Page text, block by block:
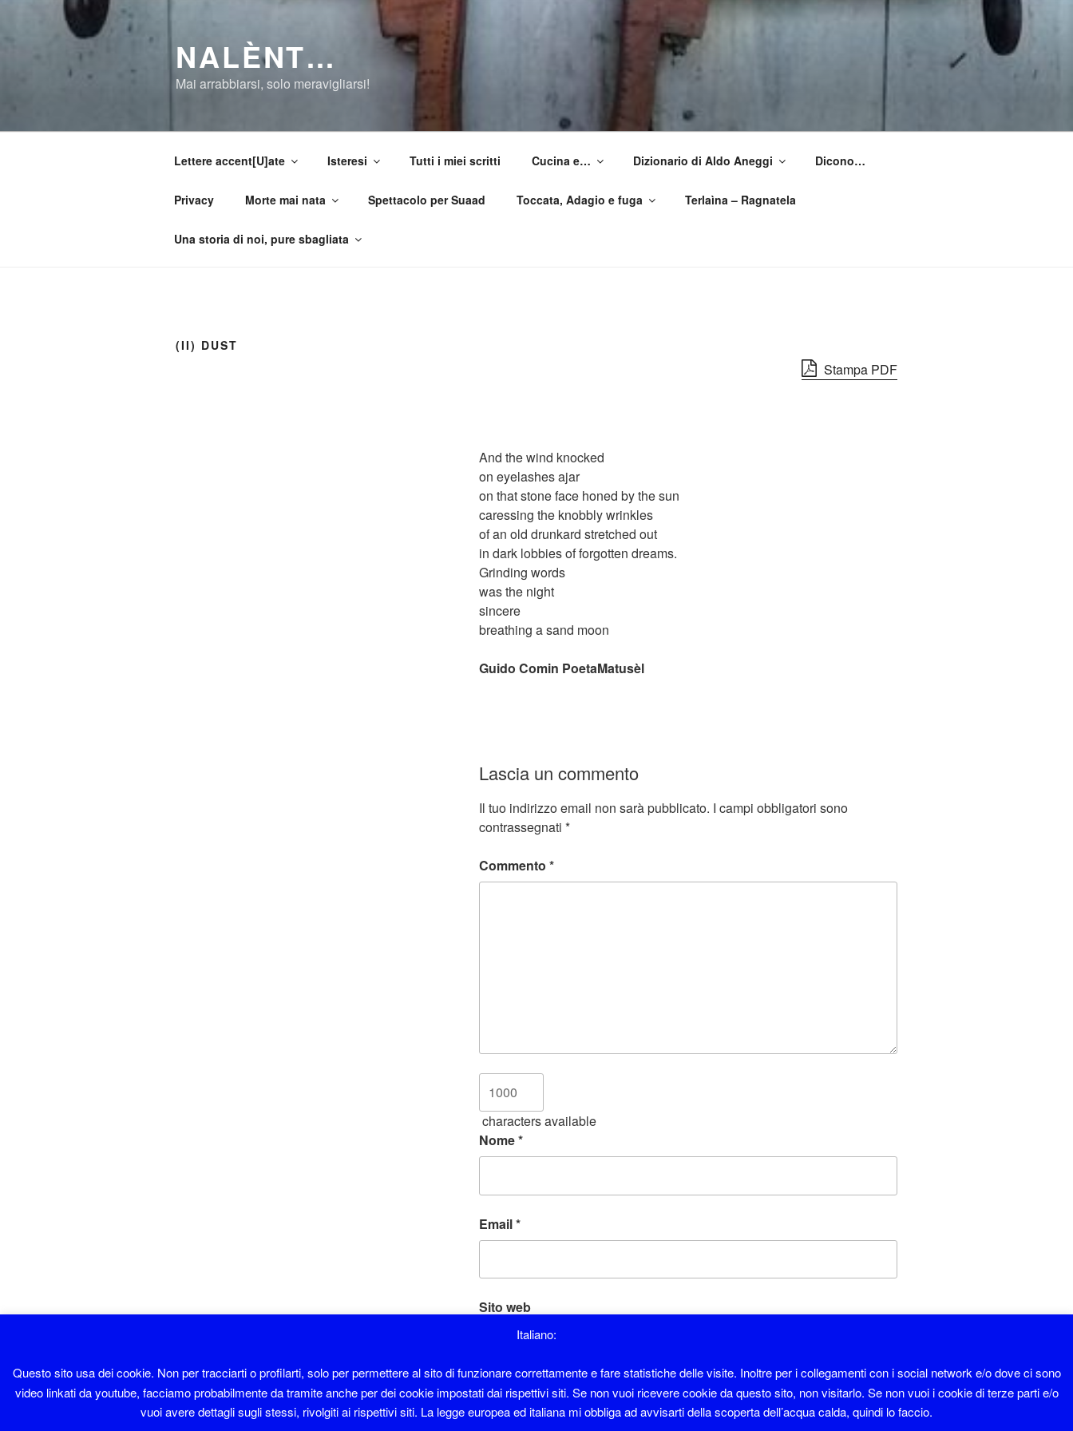
NALÈNT…
Mai arrabbiarsi, solo meravigliarsi!
Lettere accent[U]ate Isteresi Tutti i miei scritti Cucina e… Dizionario di Aldo Aneggi Dicono…
Privacy Morte mai nata Spettacolo per Suaad Toccata, Adagio e fuga Terlaìna – Ragnatela
Una storia di noi, pure sbagliata
(II) DUST
Stampa PDF
And the wind knocked
on eyelashes ajar
on that stone face honed by the sun
caressing the knobbly wrinkles
of an old drunkard stretched out
in dark lobbies of forgotten dreams.
Grinding words
was the night
sincere
breathing a sand moon
Guido Comin PoetaMatusèl
Lascia un commento
Il tuo indirizzo email non sarà pubblicato. I campi obbligatori sono
contrassegnati *
Commento *
characters available
Nome*
Email*
Sito web
Italiano:
Questo sito usa dei cookie. Non per tracciarti o profilarti, solo per permettere al sito di funzionare correttamente e fare statistiche delle visite. Inoltre per i collegamenti con i social network e/o dove ci sono
video linkati da youtube, facciamo probabilmente da tramite anche per dei cookie impostati dai rispettivi siti. Se non vuoi ricevere cookie da questo sito, non visitarlo. Se non vuoi i cookie di terze parti e/o
vuoi avere dettagli sugli stessi, rivolgiti ai rispettivi siti. La legge europea ed italiana mi obbliga ad avvisarti della scoperta dell’acqua calda, quindi lo faccio.